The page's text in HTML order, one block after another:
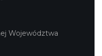
Województwa